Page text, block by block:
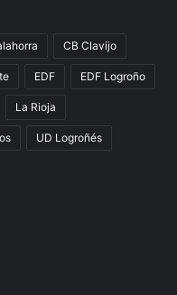
CB Clavijo
EDF EDF Logroño
La Rioja
UD Logroñés